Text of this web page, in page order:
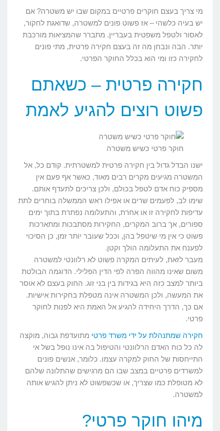
מי צריך בעצם חוקרים פרטיים במקום שבו יש משטרה? אם
יש בעיה כלשהי – אז פשוט פונים למשטרה, שדואגת לחקור,
לאסור ולטפל משפטית בעבריין. מתברר שהמציאות מורכבת
יותר. הבה ונבחן מה זה בעצם חקירה פרטית, מתי פונים
לחקירה כזו ומי הוא בכלל החוקר הפרטי.
חקירה פרטית – כשאתם
פשוט רוצים להגיע לאמת
חוקר פרטי כשיש משטרה
ישנו הבדל גדול בין חקירה פרטית למשטרתית. קודם כל, אל
המשטרה מגיעים מקרים רבים מאוד, כאשר אף פעם אין
מספיק כוח אדם לטפל בכולם, ולכן צריכים לתעדף אותם.
שימו לב, לפעמים שרים או אפילו ראש הממשלה בוחרים לתת
עדיפות לחקירה זו או אחרת, והתעלומה נפתרת בתוך ימים
ספורים, אך ברוב המקרים, החקירות מסתבכות ומתארכות
פשוט כי אין מי שיטפל בהן, וככל שעובר יותר זמן, כן הסיכוי
לפענח את התעלומה הולך וקטן.
מעבר לזאת, לעיתים המקרה פשוט לא רלוונטי למשטרה
משום שאינו מהווה הפרה לפי הדין הפלילי. הדוגמה הבולטת
ביותר למצב כזה היא בגידות בין בני זוג. החוק בעצם לא אוסר
את המעשה, ולכן המשטרה אינה מטפלת בחקירות אישיות.
אם כך, הדרך היחידה להגיע אל האמת היא לפנות לחוקר
פרטי.
חקירה שמתנהלת על ידי משרד פרטי מתועדפת גבוה, מוקצה
לה כל כוח האדם הרלוונטי והטיפול בה אינו נופל בשל אי
התייחסות של החוק למקרה עצמו. כלומר, אנשים פונים
למשרדים פרטיים במצב שבו הם מרגישים שהתלונה שלהם
לא מטופלת כמו שצריך, או שכשפשוט לא ניתן להגיש אותה
למשטרה.
מיהו חוקר פרטי?